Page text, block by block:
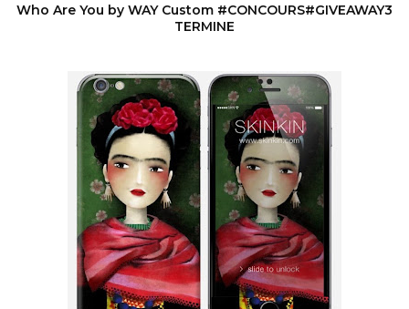
Who Are You by WAY Custom #CONCOURS#GIVEAWAY3
TERMINE